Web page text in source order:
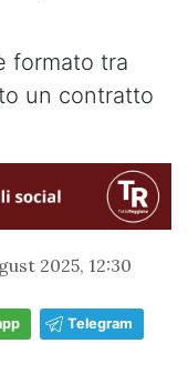
formato tra
un contratto
2025, 12:30
Telegram